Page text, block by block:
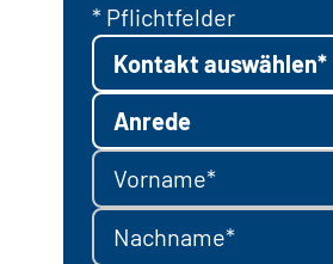
* Pflichtfelder
Kontakt auswählen*
Anrede
Vorname*
Nachname*